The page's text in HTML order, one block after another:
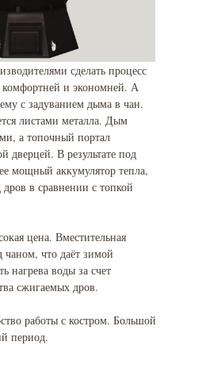
сделать процесс
комфортней и экономней. А
с задуванием дыма в чан.
листами металла. Дым
а топочный портал
дверцей. В результате под
мощный аккумулятор тепла,
дров в сравнении с топкой
цена. Вместительная
чаном, что даёт зимой
нагрева воды за счет
сжигаемых дров.
работы с костром. Большой
период.